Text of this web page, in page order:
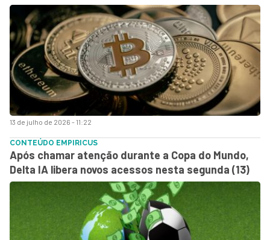
13 de julho de 2026 - 11:22
CONTEÚDO EMPIRICUS
Após chamar atenção durante a Copa do Mundo,
Delta IA libera novos acessos nesta segunda (13)